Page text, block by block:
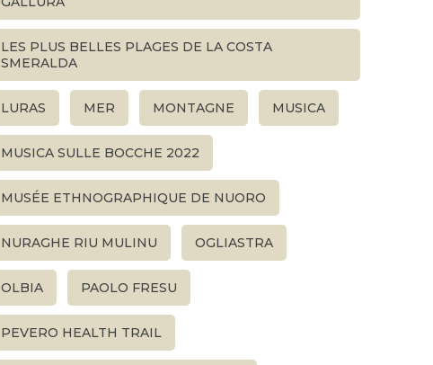
LES PLUS BELLES PLAGES DE LA COSTA
SMERALDA
LURAS MER MONTAGNE MUSICA
MUSICA SULLE BOCCHE 2022
MUSÉE ETHNOGRAPHIQUE DE NUORO
NURAGHE RIU MULINU OGLIASTRA
OLBIA PAOLO FRESU
PEVERO HEALTH TRAIL